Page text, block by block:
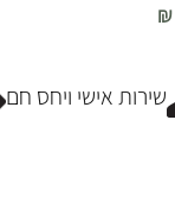
₪
שירות אישי ויחס חם